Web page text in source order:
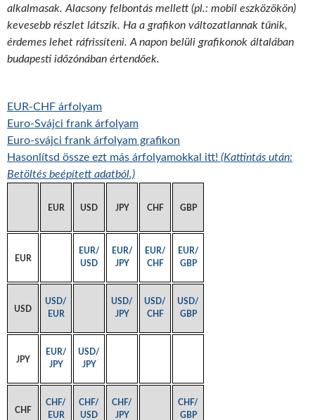
alkalmasak. Alacsony felbontás mellett (pl.: mobil eszközökön)
kevesebb részlet látszik. Ha a grafikon változatlannak tűnik,
érdemes lehet ráfrissíteni. A napon belüli grafikonok általában
budapesti időzónában értendőek.
EUR-CHF árfolyam
Euro-Svájci frank árfolyam
Euro-svájci frank árfolyam grafikon
Hasonlítsd össze ezt más árfolyamokkal itt! (Kattintás után:
Betöltés beépített adatból.)
EUR USD JPY CHF GBP
EUR
EUR/
USD
EUR/
JPY
EUR/
CHF
EUR/
GBP
USD
USD/
EUR
USD/
JPY
USD/
CHF
USD/
GBP
JPY
EUR/
JPY
USD/
JPY
CHF
CHF/
EUR
CHF/
USD
CHF/
JPY
CHF/
GBP